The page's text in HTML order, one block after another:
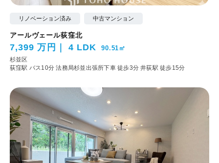
リノベーション済み 中古マンション
アールヴェール荻窪北
7,399 万円 4 LDK 90.51㎡
杉並区
荻窪駅 バス10分 法務局杉並出張所下車 徒歩3分井荻駅 徒歩15分